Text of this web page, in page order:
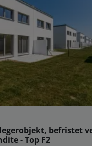
befristet
- Top F2